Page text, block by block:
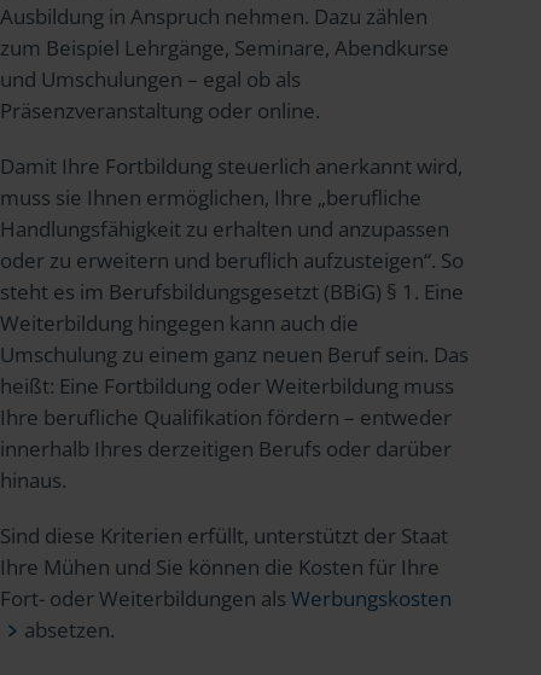
Ausbildung in Anspruch nehmen. Dazu zählen
zum Beispiel Lehrgänge, Seminare, Abendkurse
und Umschulungen – egal ob als
Präsenzveranstaltung oder online.
Damit Ihre Fortbildung steuerlich anerkannt wird,
muss sie Ihnen ermöglichen, Ihre „berufliche
Handlungsfähigkeit zu erhalten und anzupassen
oder zu erweitern und beruflich aufzusteigen“. So
steht es im Berufsbildungsgesetzt (BBiG) § 1. Eine
Weiterbildung hingegen kann auch die
Umschulung zu einem ganz neuen Beruf sein. Das
heißt: Eine Fortbildung oder Weiterbildung muss
Ihre berufliche Qualifikation fördern – entweder
innerhalb Ihres derzeitigen Berufs oder darüber
hinaus.
Sind diese Kriterien erfüllt, unterstützt der Staat
Ihre Mühen und Sie können die Kosten für Ihre
Fort- oder Weiterbildungen als Werbungskosten
absetzen.